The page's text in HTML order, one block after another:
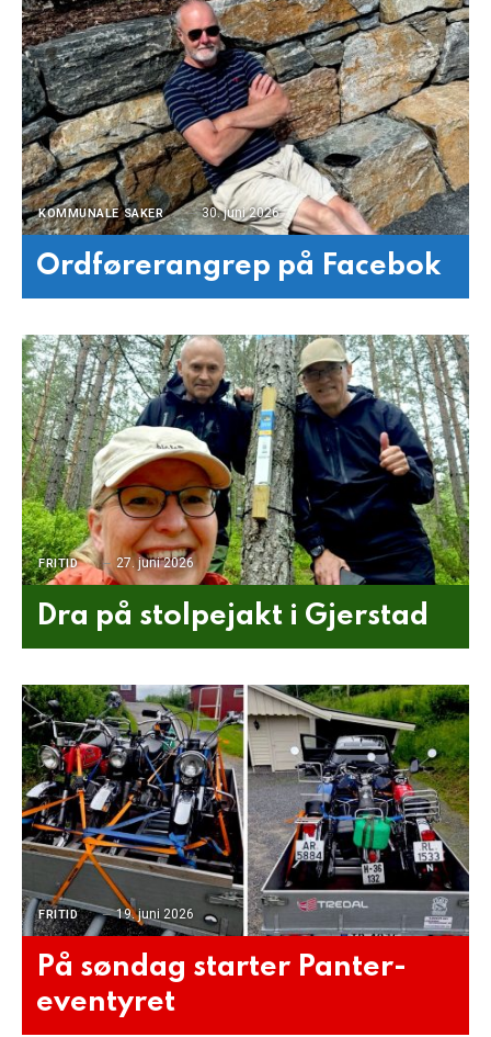
KOMMUNALE SAKER 30. juni 2026
Ordførerangrep på Facebok
FRITID 27. juni 2026
Dra på stolpejakt i Gjerstad
FRITID 19. juni 2026
På søndag starter Panter-
eventyret